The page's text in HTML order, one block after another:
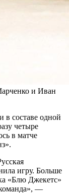
и Иван
составе одной
четыре
в матче
игру. Больше
«Блю Джекетс»
команда», —